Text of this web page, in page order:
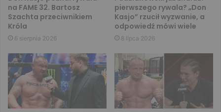
na FAME 32. Bartosz
Szachta przeciwnikiem
Króla
6 sierpnia 2026
pierwszego rywala? „Don
Kasjo” rzucił wyzwanie, a
odpowiedź mówi wiele
8 lipca 2026